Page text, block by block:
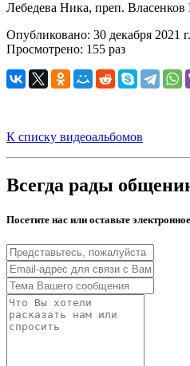
Лебедева Ника, преп.
Опубликовано: 30 декабря 2021 г.
Просмотрено: 155 раз
К списку видеоальбомов
Всегда рады
Посетите нас или оставьте